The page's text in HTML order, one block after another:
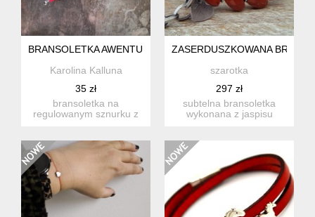
BRANSOLETKA AWENTURYN BRZOSKWINIOWY
Karolina Kalluna
35 zł
bransoletka na
regulowanym sznurku z
ZASERDUSZKOWANA
szarotka
297 zł
subtelna bransoletka
wykonana z jaspisu